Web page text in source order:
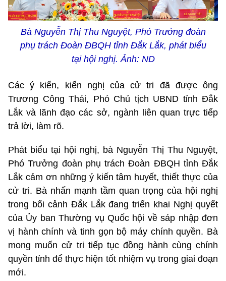
Bà Nguyễn Thị Thu Nguyệt, Phó Trưởng đoàn
phụ trách Đoàn ĐBQH tỉnh Đắk Lắk, phát biểu
tại hội nghị. Ảnh: ND
Các ý kiến, kiến nghị của cử tri đã được ông
Trương Công Thái, Phó Chủ tịch UBND tỉnh Đắk
Lắk và lãnh đạo các sở, ngành liên quan trực tiếp
trả lời, làm rõ.
Phát biểu tại hội nghị, bà Nguyễn Thị Thu Nguyệt,
Phó Trưởng đoàn phụ trách Đoàn ĐBQH tỉnh Đắk
Lắk cảm ơn những ý kiến tâm huyết, thiết thực của
cử tri. Bà nhấn mạnh tầm quan trọng của hội nghị
trong bối cảnh Đắk Lắk đang triển khai Nghị quyết
của Ủy ban Thường vụ Quốc hội về sáp nhập đơn
vị hành chính và tinh gọn bộ máy chính quyền. Bà
mong muốn cử tri tiếp tục đồng hành cùng chính
quyền tỉnh để thực hiện tốt nhiệm vụ trong giai đoạn
mới.